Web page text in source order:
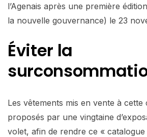
l’Agenais après une première
la nouvelle gouvernance) le 23
Éviter la
Les vêtements mis en vente à
proposés par une vingtaine
volet, afin de rendre ce «